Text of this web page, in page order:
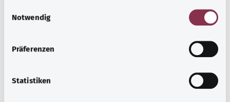
Notwendig
Präferenzen
Statistiken
Источник